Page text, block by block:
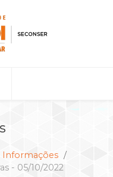
Informações
- 05/10/2022